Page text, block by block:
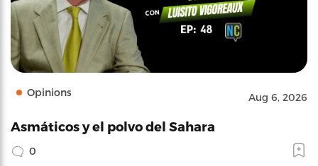
Opinions Aug 6, 2026
Asmáticos y el polvo del Sahara
0